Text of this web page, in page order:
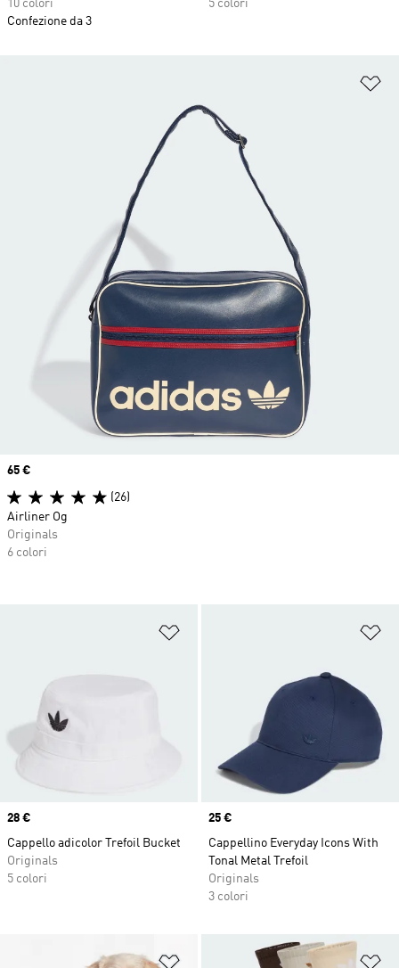
10 colori
Confezione da 3
5 colori
Aggiungi alla lista dei desideri
Price
28 €
Cappello adicolor Trefoil Bucket
Originals
5 colori
Price
25 €
Cappellino Everyday Icons With
Tonal Metal Trefoil
Originals
3 colori
Aggiungi alla lista dei desideri
Price
65 €
(26)
Airliner Og
Originals
6 colori